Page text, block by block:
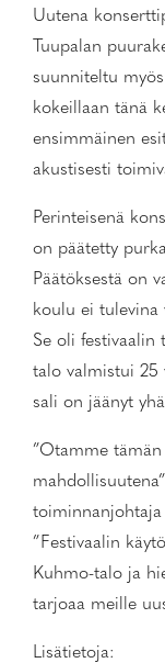
Uutena
Tuupalan
suunniteltu
kokeillaan tänä
ensimmäinen
akustisesti
Perinteisenä
on päätetty
Päätöksestä on
koulu ei tulevina
Se oli festivaalin
talo valmistui 25
sali on jäänyt
”Otamme tämän
toiminnanjohtaja
”Festivaalin
Kuhmo-talo ja
tarjoaa meille
Lisätietoja: